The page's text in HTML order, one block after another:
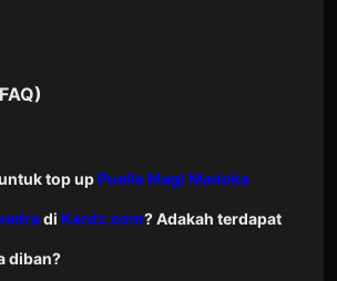
top upPuella Magi Madoka
di Kardz.com? Adakah terdapat
diban?